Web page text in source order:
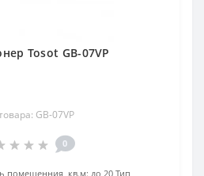
Tosot GB-07VP
GB-07VP
0
помещенния, кв.м: до 20 Тип